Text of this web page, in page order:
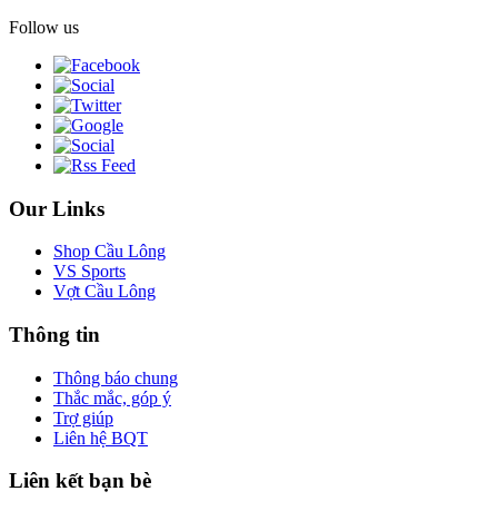
Follow us
Our Links
Shop Cầu Lông
VS Sports
Vợt Cầu Lông
Thông tin
Thông báo chung
Thắc mắc, góp ý
Trợ giúp
Liên hệ BQT
Liên kết bạn bè